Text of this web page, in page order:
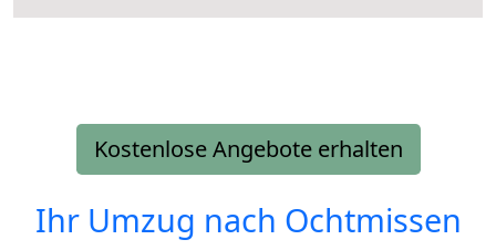
Kostenlose Angebote erhalten
Ihr Umzug nach Ochtmissen